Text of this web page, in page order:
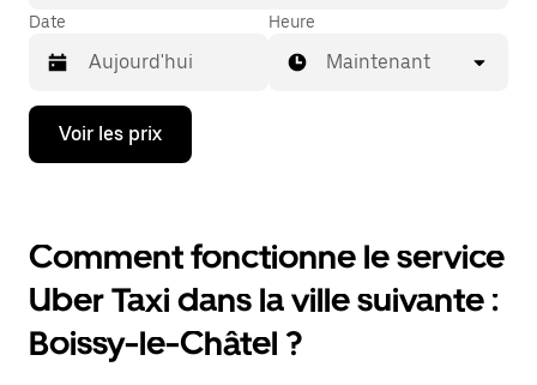
Date
Appuyez
la
bas
pour
ouvrir
le
calendrier
et
Heure
Maintenant
Voir les prix
Comment fonctionne le service
Uber Taxi dans la ville suivante :
Boissy-le-Châtel ?